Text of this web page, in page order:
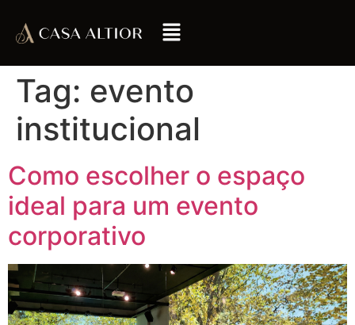
Tag: evento
institucional
Como escolher o espaço
ideal para um evento
corporativo